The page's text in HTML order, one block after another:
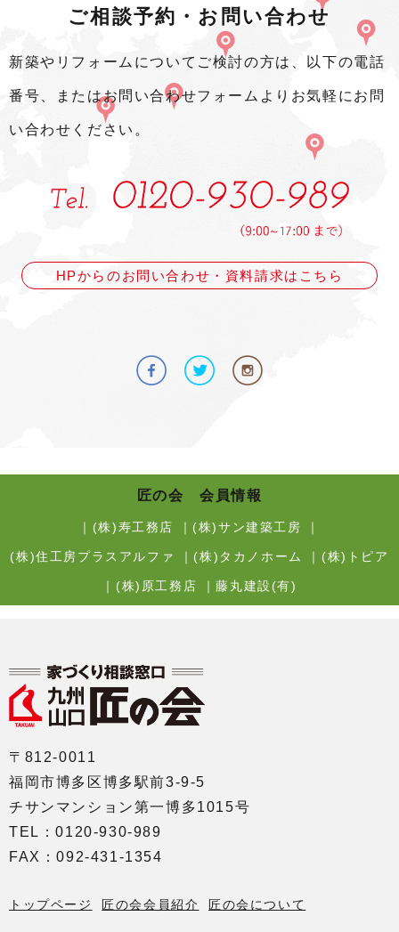
ご相談予約・お問い合わせ
新築やリフォームについてご検討の方は、以下の電話
番号、またはお問い合わせフォームよりお気軽にお問
い合わせください。
HPからのお問い合わせ・資料請求はこちら
匠の会 会員情報
｜ (株)寿工務店 ｜ (株)サン建築工房 ｜
(株)住工房プラスアルファ ｜ (株)タカノホーム ｜ (株)トピア
｜ (株)原工務店 ｜藤丸建設(有)
〒812-0011
福岡市博多区博多駅前3-9-5
チサンマンション第一博多1015号
TEL：0120-930-989
FAX：092-431-1354
トップページ 匠の会会員紹介 匠の会について